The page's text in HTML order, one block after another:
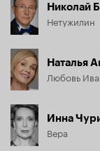
Николай
Нетужилин
Наталья
Любовь
Инна
Вера